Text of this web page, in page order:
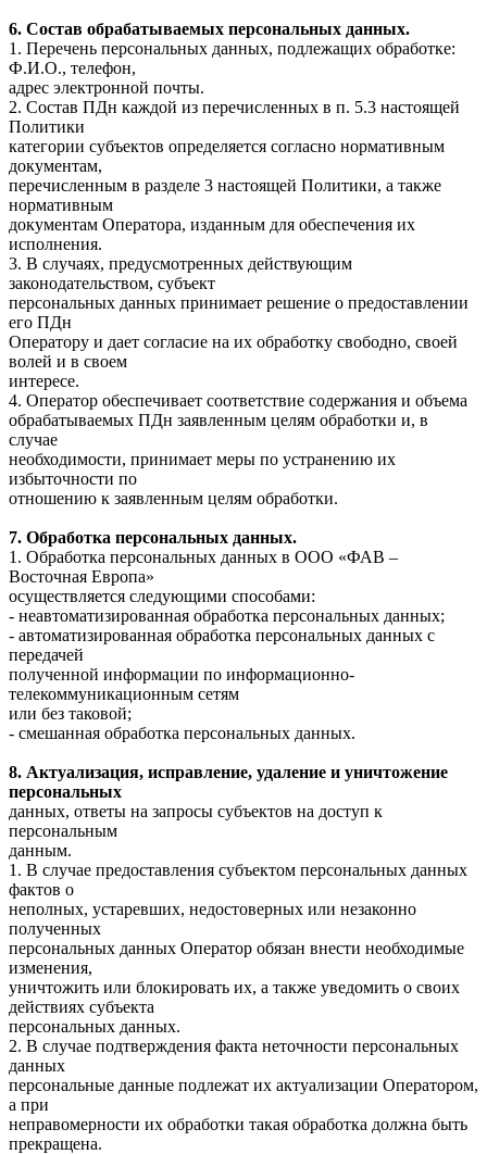
6. Состав обрабатываемых персональных данных.
1. Перечень персональных данных, подлежащих обработке:
Ф.И.О., телефон,
адрес электронной почты.
2. Состав ПДн каждой из перечисленных в п. 5.3 настоящей
Политики
категории субъектов определяется согласно нормативным
документам,
перечисленным в разделе 3 настоящей Политики, а также
нормативным
документам Оператора, изданным для обеспечения их
исполнения.
3. В случаях, предусмотренных действующим
законодательством, субъект
персональных данных принимает решение о предоставлении
его ПДн
Оператору и дает согласие на их обработку свободно, своей
волей и в своем
интересе.
4. Оператор обеспечивает соответствие содержания и объема
обрабатываемых ПДн заявленным целям обработки и, в
случае
необходимости, принимает меры по устранению их
избыточности по
отношению к заявленным целям обработки.
7. Обработка персональных данных.
1. Обработка персональных данных в ООО «ФАВ –
Восточная Европа»
осуществляется следующими способами:
- неавтоматизированная обработка персональных данных;
- автоматизированная обработка персональных данных с
передачей
полученной информации по информационно-
телекоммуникационным сетям
или без таковой;
- смешанная обработка персональных данных.
8. Актуализация, исправление, удаление и уничтожение
персональных
данных, ответы на запросы субъектов на доступ к
персональным
данным.
1. В случае предоставления субъектом персональных данных
фактов о
неполных, устаревших, недостоверных или незаконно
полученных
персональных данных Оператор обязан внести необходимые
изменения,
уничтожить или блокировать их, а также уведомить о своих
действиях субъекта
персональных данных.
2. В случае подтверждения факта неточности персональных
данных
персональные данные подлежат их актуализации Оператором,
а при
неправомерности их обработки такая обработка должна быть
прекращена.